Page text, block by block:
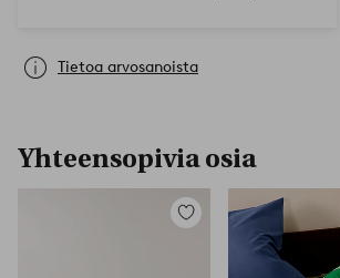
Tietoa arvosanoista
Yhteensopivia osia
Lisää